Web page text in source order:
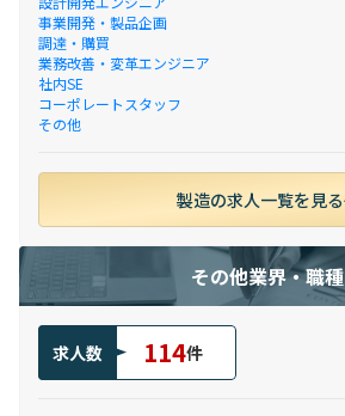
事業開発・製品企画
調達・購買
業務改善・変革エンジニア
社内SE
コーポレートスタッフ
その他
製造の求人一覧を見る
その他業界・職種
求人数 114件